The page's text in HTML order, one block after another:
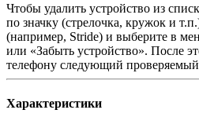
Чтобы удалить устройство из
по значку (стрелочка, кружок и
(например, Stride) и выберите в
или «Забыть устройство». После
телефону следующий проверяемый
Характеристики